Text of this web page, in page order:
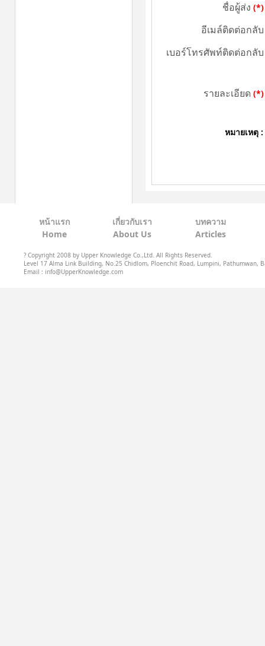
ชื่อผู้ส่ง (*)
อีเมล์ติดต่อกลับ
เบอร์โทรศัพท์ติดต่อกลับ
รายละเอียด (*)
หมายเหตุ :
หน้าแรก
Home
เกี่ยวกับเรา
About Us
บทความ
Articles
? Copyright 2008 by Upper Knowledge Co.,Ltd. All Rights Reserved.
Level 17 Alma Link Building, No.25 Chidlom, Ploenchit Road, Lumpini, Pathumwan,
Email : info@UpperKnowledge.com